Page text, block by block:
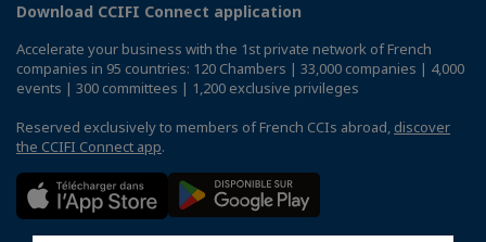
Download CCIFI Connect application
Accelerate your business with the 1st private network of French
companies in 95 countries: 120 Chambers | 33,000 companies | 4,000
events | 300 committees | 1,200 exclusive privileges
Reserved exclusively to members of French CCIs abroad, discover
the CCIFI Connect app.